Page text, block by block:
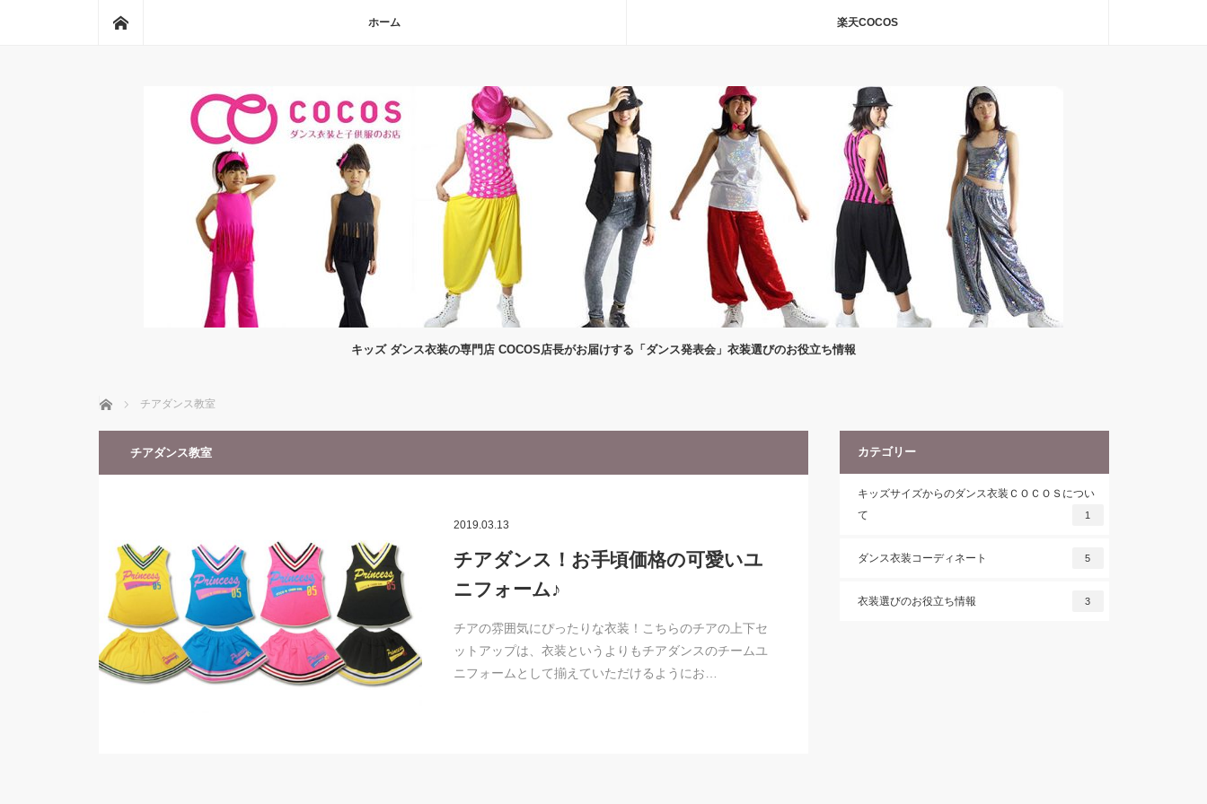
ホーム 楽天COCOS
キッズ ダンス衣装の専門店 COCOS店長がお届けする「ダンス発表会」衣装選びのお役立ち情報
ホーム チアダンス教室
チアダンス教室
2019.03.13
チアダンス！お手頃価格の可愛いユ
ニフォーム♪
チアの雰囲気にぴったりな衣装！こちらのチアの上下セ
ットアップは、衣装というよりもチアダンスのチームユ
ニフォームとして揃えていただけるようにお…
カテゴリー
キッズサイズからのダンス衣装ＣＯＣＯＳについ
て
1
ダンス衣装コーディネート 5
衣装選びのお役立ち情報 3